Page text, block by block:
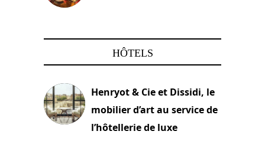
HÔTELS
Henryot & Cie et Dissidi, le
mobilier d’art au service de
l’hôtellerie de luxe